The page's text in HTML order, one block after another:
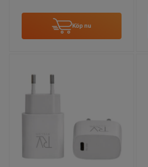
Köp nu